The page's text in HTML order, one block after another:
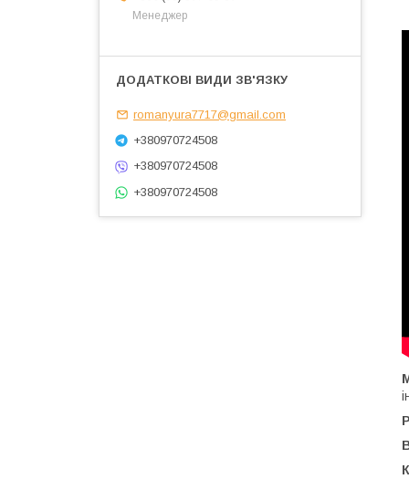
Менеджер
romanyura7717@gmail.com
+380970724508
+380970724508
+380970724508